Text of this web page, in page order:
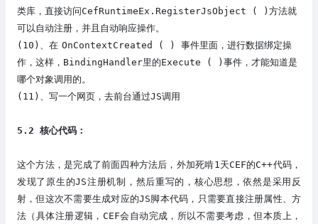
类库 ，直接访问CefRuntimeEx.RegisterJsObject ( )方法就
可以自动注册，并且自动响应操作。
(10) 、在 OnContextCreated
( ) 事件里面，进行数据绑定操
作，这样， BindingHandler里的Execute ( )事件 ，才能知道是
哪个对象调用的。
(11) 、 写一个网页，去前台通过JS调用
5 .2 核心代码：
这个方法，是完成了前面四种方法后，外加死啃1天CEF的C++代码，
发现了原生的JS注册机制，然后重写的，核心思想 ，依然是采用反
射 ，但这次不需要生成对应的JS脚本代码，只需要直接注册属性、方
法（具体注册逻辑，CEF会自动完成，所以不需要考虑，但本质上，